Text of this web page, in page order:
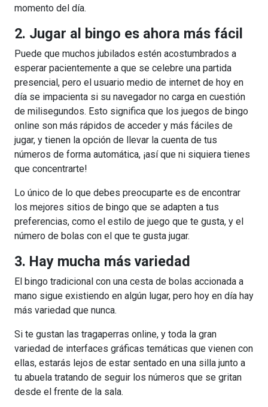
momento del día.
2. Jugar al bingo es ahora más fácil
Puede que muchos jubilados estén acostumbrados a
esperar pacientemente a que se celebre una partida
presencial, pero el usuario medio de internet de hoy en
día se impacienta si su navegador no carga en cuestión
de milisegundos. Esto significa que los juegos de bingo
online son más rápidos de acceder y más fáciles de
jugar, y tienen la opción de llevar la cuenta de tus
números de forma automática, ¡así que ni siquiera tienes
que concentrarte!
Lo único de lo que debes preocuparte es de encontrar
los mejores sitios de bingo que se adapten a tus
preferencias, como el estilo de juego que te gusta, y el
número de bolas con el que te gusta jugar.
3. Hay mucha más variedad
El bingo tradicional con una cesta de bolas accionada a
mano sigue existiendo en algún lugar, pero hoy en día hay
más variedad que nunca.
Si te gustan las tragaperras online, y toda la gran
variedad de interfaces gráficas temáticas que vienen con
ellas, estarás lejos de estar sentado en una silla junto a
tu abuela tratando de seguir los números que se gritan
desde el frente de la sala.